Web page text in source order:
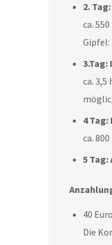
2. Tag:
ca.
Gipfel:
3.Tag:
ca.
4 Tag:
ca.
5 Tag:
40
Die